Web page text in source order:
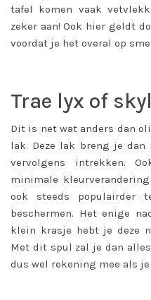
tafel komen vaak
zeker aan! Ook hier geldt
voordat je het overal op
Trae lyx of
Dit is net wat anders dan
lak. Deze lak breng je
vervolgens intrekken.
minimale
ook steeds populairder
beschermen. Het enige
klein krasje hebt je deze
Met dit spul zal je dan
dus wel rekening mee als